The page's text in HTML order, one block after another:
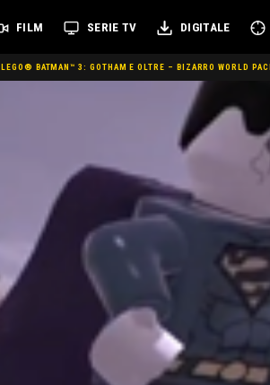
FILM SERIE TV DIGITALE
LEGO® BATMAN™ 3: GOTHAM E OLTRE – BIZARRO WORLD